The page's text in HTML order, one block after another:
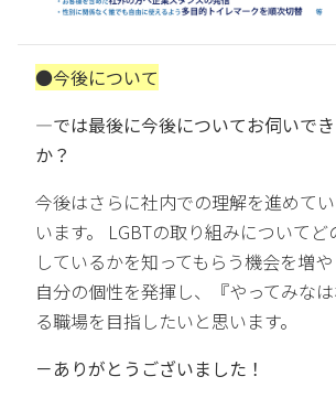
●今後について
―では最後に今後についてお伺いで
か？
今後はさらに社内での理解を進めて
います。 LGBTの取り組みについてど
しているかを知ってもらう機会を増
自分の個性を発揮し、『やってみな
る職場を目指したいと思います。
－ありがとうございました！